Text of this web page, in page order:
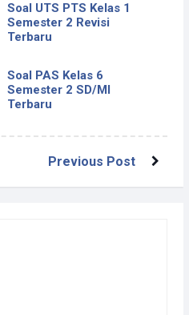
Soal UTS PTS Kelas 1
Semester 2 Revisi
Terbaru
Soal PAS Kelas 6
Semester 2 SD/MI
Terbaru
Previous Post